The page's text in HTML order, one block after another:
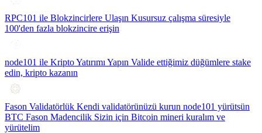
RPC101 ile Blokzincirlere Ulaşın Kusursuz çalışma süresiyle
100'den fazla blokzincire erişin
node101 ile Kripto Yatırımı Yapın Valide ettiğimiz düğümlere stake
edin, kripto kazanın
Fason Validatörlük Kendi validatörünüzü kurun node101 yürütsün
BTC Fason Madencilik Sizin için Bitcoin mineri kuralım ve
yürütelim